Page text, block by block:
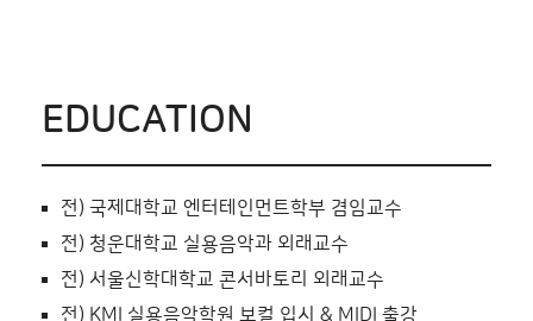
EDUCATION
전) 국제대학교 엔터테인먼트학부 겸임교수
전) 청운대학교 실용음악과 외래교수
전) 서울신학대학교 콘서바토리 외래교수
전) KMI 실용음악학원 보컬 입시 & MIDI 출강